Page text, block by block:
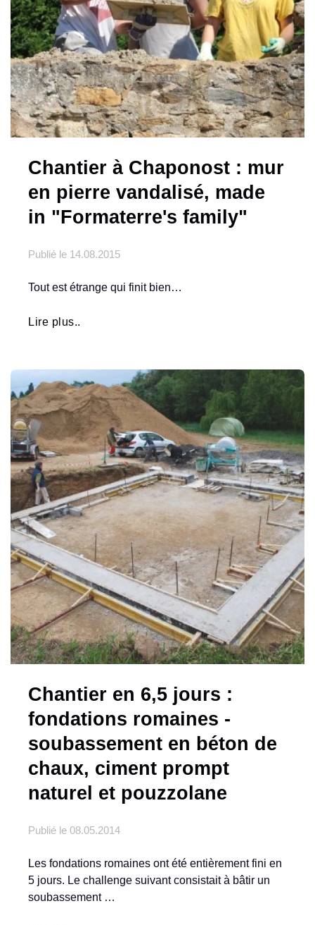
Chantier à Chaponost : mur
en pierre vandalisé, made
in "Formaterre's family"
Publié le 14.08.2015
Tout est étrange qui finit bien…
Lire plus..
Chantier en 6,5 jours :
fondations romaines -
soubassement en béton de
chaux, ciment prompt
naturel et pouzzolane
Publié le 08.05.2014
Les fondations romaines ont été entièrement fini en
5 jours. Le challenge suivant consistait à bâtir un
soubassement …